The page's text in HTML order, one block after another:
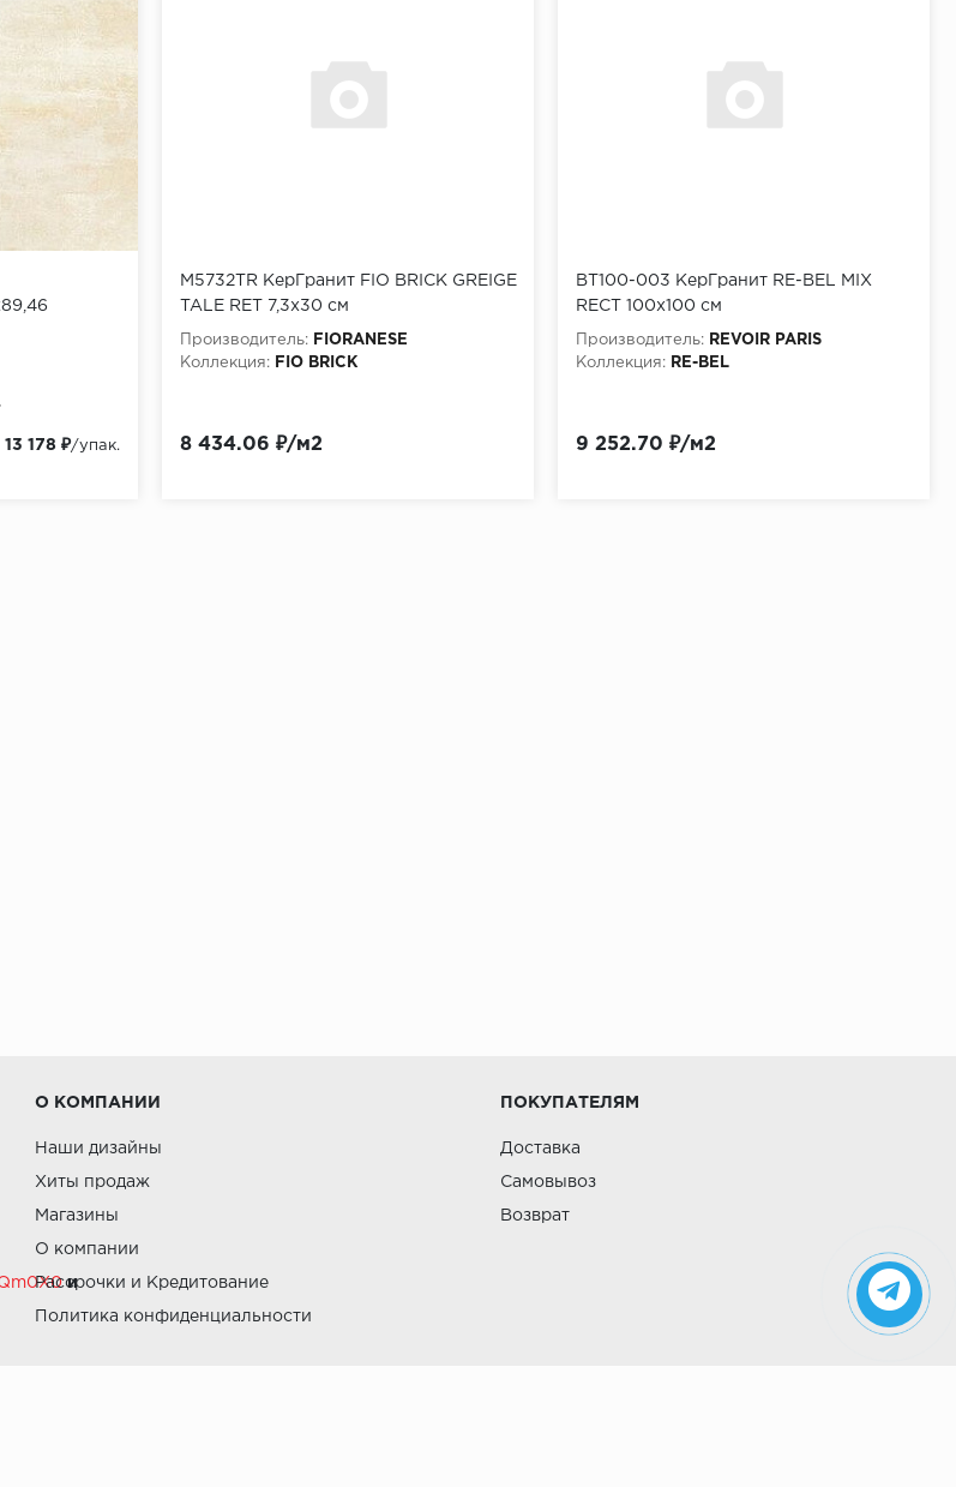
13 178 ₽/упак.
M5732TR КерГранит FIO BRICK GREIGE
TALE RET 7,3x30 см
Производитель:
FIORANESE
Коллекция:
FIO BRICK
8 434.06 ₽/м2
BT100-003 КерГранит RE-BEL MIX
RECT 100x100 см
Производитель:
REVOIR PARIS
Коллекция:
RE-BEL
9 252.70 ₽/м2
и
О КОМПАНИИ
Наши дизайны
Хиты продаж
Магазины
О компании
Рассрочки и Кредитование
Политика конфиденциальности
ПОКУПАТЕЛЯМ
Доставка
Самовывоз
Возврат